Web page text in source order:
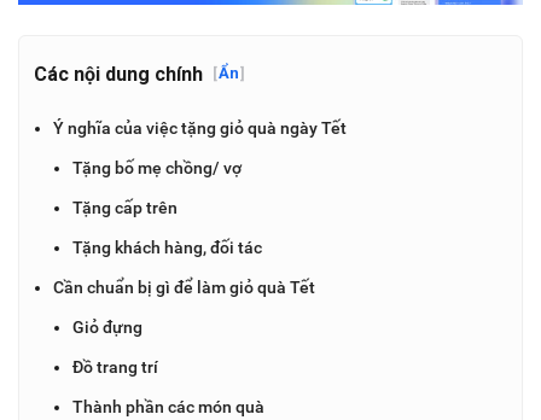
Các nội dung chính [Ẩn]
Ý nghĩa của việc tặng giỏ quà ngày Tết
Tặng bố mẹ chồng/ vợ
Tặng cấp trên
Tặng khách hàng, đối tác
Cần chuẩn bị gì để làm giỏ quà Tết
Giỏ đựng
Đồ trang trí
Thành phần các món quà